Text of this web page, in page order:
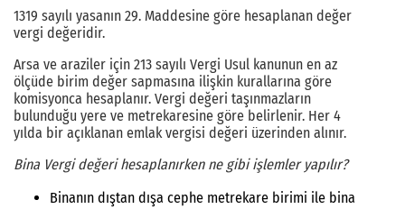
1319 sayılı yasanın 29. Maddesine göre hesaplanan değer
vergi değeridir.
Arsa ve araziler için 213 sayılı Vergi Usul kanunun en az
ölçüde birim değer sapmasına ilişkin kurallarına göre
komisyonca hesaplanır. Vergi değeri taşınmazların
bulunduğu yere ve metrekaresine göre belirlenir. Her 4
yılda bir açıklanan emlak vergisi değeri üzerinden alınır.
Bina Vergi değeri hesaplanırken ne gibi işlemler yapılır?
Binanın dıştan dışa cephe metrekare birimi ile bina